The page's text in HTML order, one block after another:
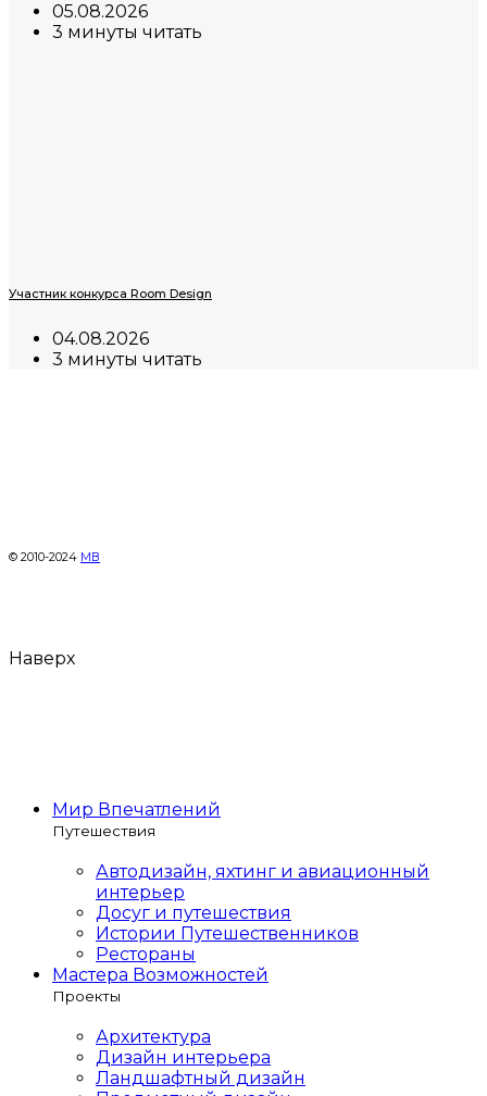
05.08.2026
3 минуты читать
Участник конкурса Room Design
04.08.2026
3 минуты читать
© 2010-2024 МВ
Наверх
Мир Впечатлений
Путешествия
Автодизайн, яхтинг и авиационный
интерьер
Досуг и путешествия
Истории Путешественников
Рестораны
Мастера Возможностей
Проекты
Архитектура
Дизайн интерьера
Ландшафтный дизайн